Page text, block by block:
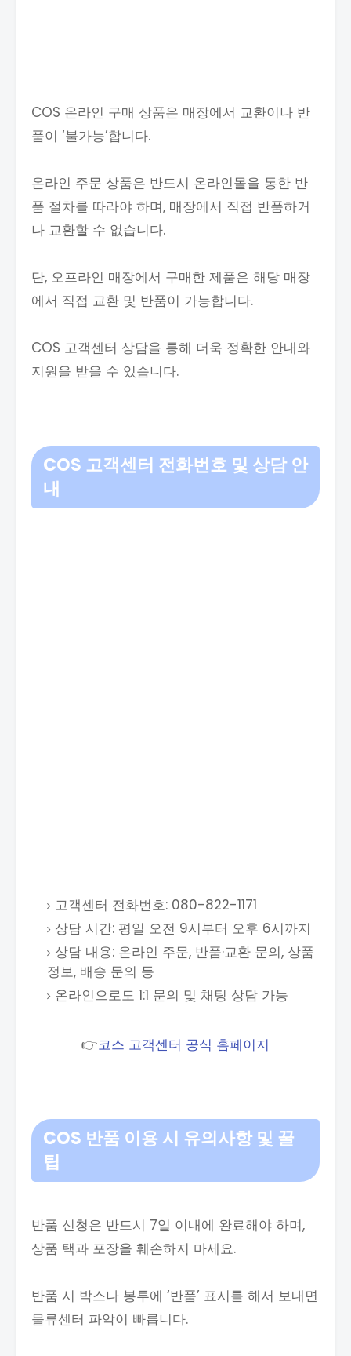
COS 온라인 구매 상품은 매장에서 교환이나 반
품이 ‘불가능’합니다.
온라인 주문 상품은 반드시 온라인몰을 통한 반
품 절차를 따라야 하며, 매장에서 직접 반품하거
나 교환할 수 없습니다.
단, 오프라인 매장에서 구매한 제품은 해당 매장
에서 직접 교환 및 반품이 가능합니다.
COS 고객센터 상담을 통해 더욱 정확한 안내와
지원을 받을 수 있습니다.
COS 고객센터 전화번호 및 상담 안
내
고객센터 전화번호: 080-822-1171
상담 시간: 평일 오전 9시부터 오후 6시까지
상담 내용: 온라인 주문, 반품·교환 문의, 상품
정보, 배송 문의 등
온라인으로도 1:1 문의 및 채팅 상담 가능
👉코스 고객센터 공식 홈페이지
COS 반품 이용 시 유의사항 및 꿀
팁
반품 신청은 반드시 7일 이내에 완료해야 하며,
상품 택과 포장을 훼손하지 마세요.
반품 시 박스나 봉투에 ‘반품’ 표시를 해서 보내면
물류센터 파악이 빠릅니다.